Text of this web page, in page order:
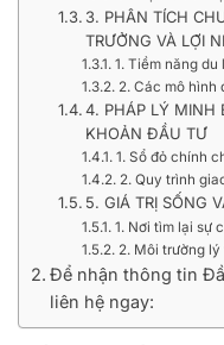
3. PHÂN TÍCH
TRƯỞNG VÀ LỢI
1. Tiềm năng du
2. Các mô hình
4. PHÁP LÝ MINH
KHOẢN ĐẦU TƯ
1. Sổ đỏ chính
2. Quy trình
5. GIÁ TRỊ SỐNG
1. Nơi tìm lại sự
2. Môi trường
Để nhận thông tin
liên hệ ngay: